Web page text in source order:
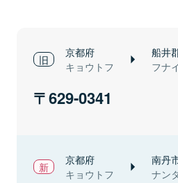
京都府
キョウトフ
船井
フナ
629-0341
京都府
キョウトフ
南丹
ナン